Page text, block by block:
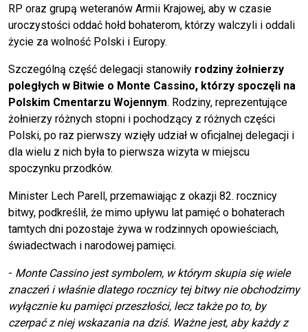
RP oraz grupą weteranów Armii Krajowej, aby w czasie
uroczystości oddać hołd bohaterom, którzy walczyli i oddali
życie za wolność Polski i Europy.
Szczególną część delegacji stanowiły rodziny żołnierzy
poległych w Bitwie o Monte Cassino, którzy spoczęli na
Polskim Cmentarzu Wojennym. Rodziny, reprezentujące
żołnierzy różnych stopni i pochodzący z różnych części
Polski, po raz pierwszy wzięły udział w oficjalnej delegacji i
dla wielu z nich była to pierwsza wizyta w miejscu
spoczynku przodków.
Minister Lech Parell, przemawiając z okazji 82. rocznicy
bitwy, podkreślił, że mimo upływu lat pamięć o bohaterach
tamtych dni pozostaje żywa w rodzinnych opowieściach,
świadectwach i narodowej pamięci.
- Monte Cassino jest symbolem, w którym skupia się wiele
znaczeń i właśnie dlatego rocznicy tej bitwy nie obchodzimy
wyłącznie ku pamięci przeszłości, lecz także po to, by
czerpać z niej wskazania na dziś. Ważne jest, aby każdy z